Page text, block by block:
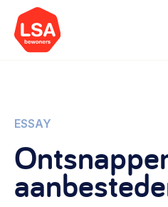
Onderwerpen
Starten van een initiatief
Rechtsvormen, positionering,
Wat we doen
ESSAY